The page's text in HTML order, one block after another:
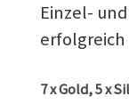
Einzel-
erfolgreich
7 x Gold, 5 x